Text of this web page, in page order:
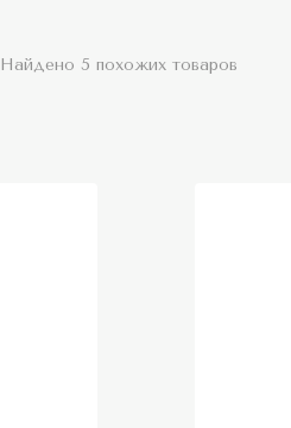
Найдено 5 похожих товаров